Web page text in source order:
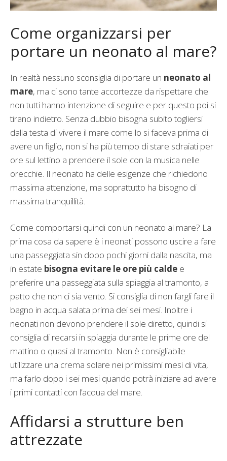
Come organizzarsi per
portare un neonato al mare?
In realtà nessuno sconsiglia di portare un neonato al
mare, ma ci sono tante accortezze da rispettare che
non tutti hanno intenzione di seguire e per questo poi si
tirano indietro. Senza dubbio bisogna subito togliersi
dalla testa di vivere il mare come lo si faceva prima di
avere un figlio, non si ha più tempo di stare sdraiati per
ore sul lettino a prendere il sole con la musica nelle
orecchie. Il neonato ha delle esigenze che richiedono
massima attenzione, ma soprattutto ha bisogno di
massima tranquillità.
Come comportarsi quindi con un neonato al mare? La
prima cosa da sapere è i neonati possono uscire a fare
una passeggiata sin dopo pochi giorni dalla nascita, ma
in estate bisogna evitare le ore più calde e
preferire una passeggiata sulla spiaggia al tramonto, a
patto che non ci sia vento. Si consiglia di non fargli fare il
bagno in acqua salata prima dei sei mesi. Inoltre i
neonati non devono prendere il sole diretto, quindi si
consiglia di recarsi in spiaggia durante le prime ore del
mattino o quasi al tramonto. Non è consigliabile
utilizzare una crema solare nei primissimi mesi di vita,
ma farlo dopo i sei mesi quando potrà iniziare ad avere
i primi contatti con l’acqua del mare.
Affidarsi a strutture ben
attrezzate